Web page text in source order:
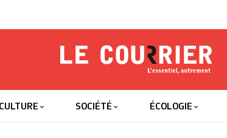
Le Courrier
CULTURE SOCIÉTÉ ÉCOLOGIE